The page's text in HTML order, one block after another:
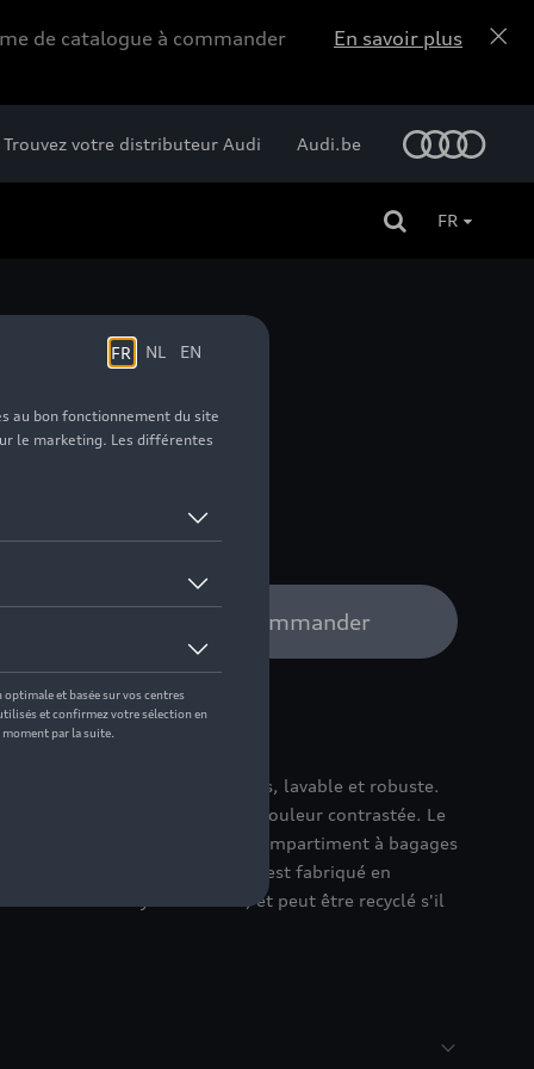
de catalogue à commander En savoir plus
Trouvez votre distributeur Audi Audi.be
FR
distributeur Audi pour commander
votre compartiment à bagages, lavable et robuste.
est orné d'anneaux Audi de couleur contrastée. Le
protéger le plancher du compartiment à bagages
la saleté. La coquille de coffre est fabriqué en
un contenu recyclé de 20 %, et peut être recyclé s'il